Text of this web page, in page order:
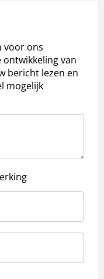
voor ons
van
bericht lezen en
mogelijk